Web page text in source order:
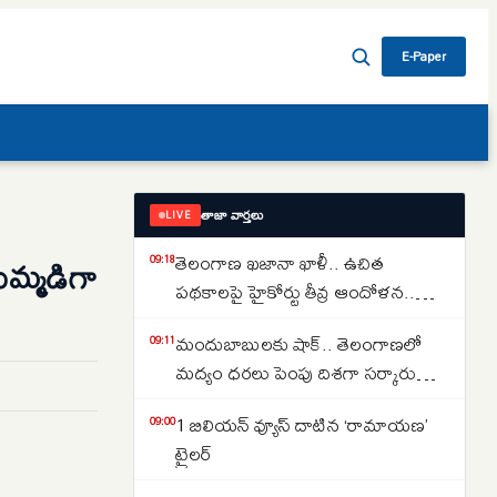
E-Paper
LIVE తాజా వార్తలు
09:18తెలంగాణ ఖజానా ఖాళీ.. ఉచిత
పథకాలపై హైకోర్టు తీవ్ర ఆందోళన..
నిలదీత..
09:11మందుబాబులకు షాక్.. తెలంగాణలో
మద్యం ధరలు పెంపు దిశగా సర్కారు
09:001 బిలియన్ వ్యూస్ దాటిన ‘రామాయణ’
ట్రైలర్